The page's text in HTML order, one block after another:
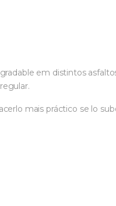
em distintos
mais práctico se lo